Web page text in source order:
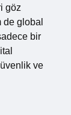
göz
global
bir
ve